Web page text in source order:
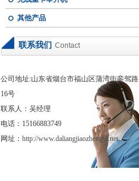
其他产品
联系我们 Contact
公司地址:山东省烟台市福山区蒲湾街銮驾路
16号
联系人：吴经理
电话：15166883749
网址： http://www.daliangjiaozhengyi.net